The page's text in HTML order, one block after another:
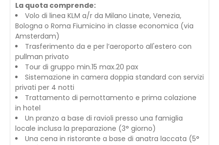
La quota comprende:
Volo di linea KLM a/r da Milano Linate, Venezia,
Bologna o Roma Fiumicino in classe economica (via
Amsterdam)
Trasferimento da e per l’aeroporto all'estero con
pullman privato
Tour di gruppo min.15 max.20 pax
Sistemazione in camera doppia standard con servizi
privati per 4 notti
Trattamento di pernottamento e prima colazione
in hotel
Un pranzo a base di ravioli presso una famiglia
locale inclusa la preparazione (3° giorno)
Una cena in ristorante a base di anatra laccata (5°